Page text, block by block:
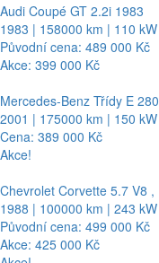
Audi Coupé GT 2.2i 1983
1983 | 158000 km | 110 kW
Původní cena: 489 000 Kč
Akce: 399 000 Kč
Mercedes-Benz Třídy E
2001 | 175000 km | 150 kW
Cena: 389 000 Kč
Akce!
Chevrolet Corvette 5.7 V8 ,
1988 | 100000 km | 243 kW
Původní cena: 499 000 Kč
Akce: 425 000 Kč